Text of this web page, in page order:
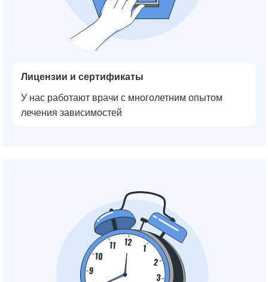
Лицензии и сертификаты
У нас работают врачи с многолетним опытом
лечения зависимостей